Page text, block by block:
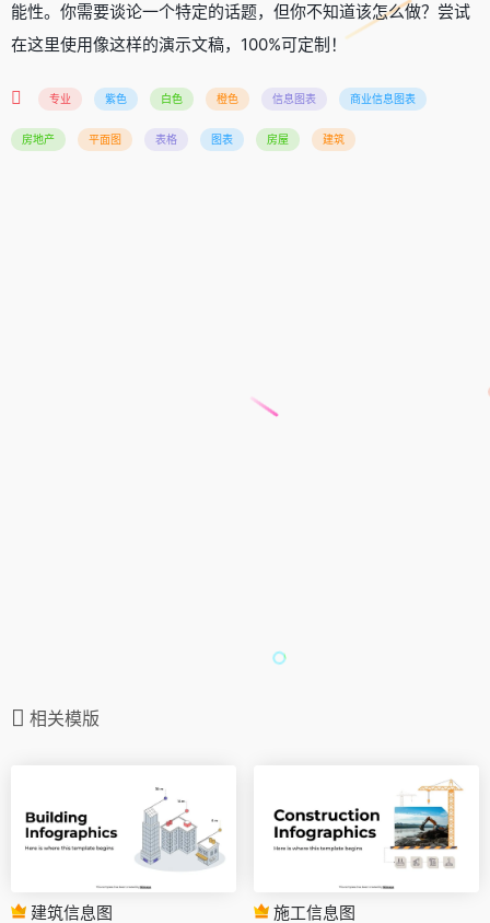
能性。你需要谈论一个特定的话题，但你不知道该怎么做？尝试
在这里使用像这样的演示文稿，100%可定制！
专业 紫色 白色 橙色 信息图表 商业信息图表
房地产 平面图 表格 图表 房屋 建筑
相关模版
建筑信息图 施工信息图